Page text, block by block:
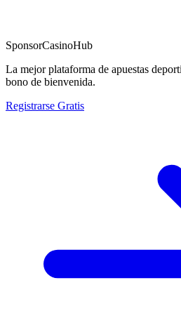
SponsorCasinoHub
La mejor plataforma de apuestas
bono de bienvenida.
Registrarse Gratis